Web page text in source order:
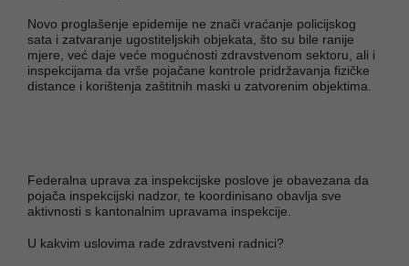
Novo proglašenje epidemije ne znači vraćanje policijskog
sata i zatvaranje ugostiteljskih objekata, što su bile ranije
mjere, već daje veće mogućnosti zdravstvenom sektoru, ali i
inspekcijama da vrše pojačane kontrole pridržavanja fizičke
distance i korištenja zaštitnih maski u zatvorenim objektima.
Federalna uprava za inspekcijske poslove je obavezana da
pojača inspekcijski nadzor, te koordinisano obavlja sve
aktivnosti s kantonalnim upravama inspekcije.
U kakvim uslovima rade zdravstveni radnici?